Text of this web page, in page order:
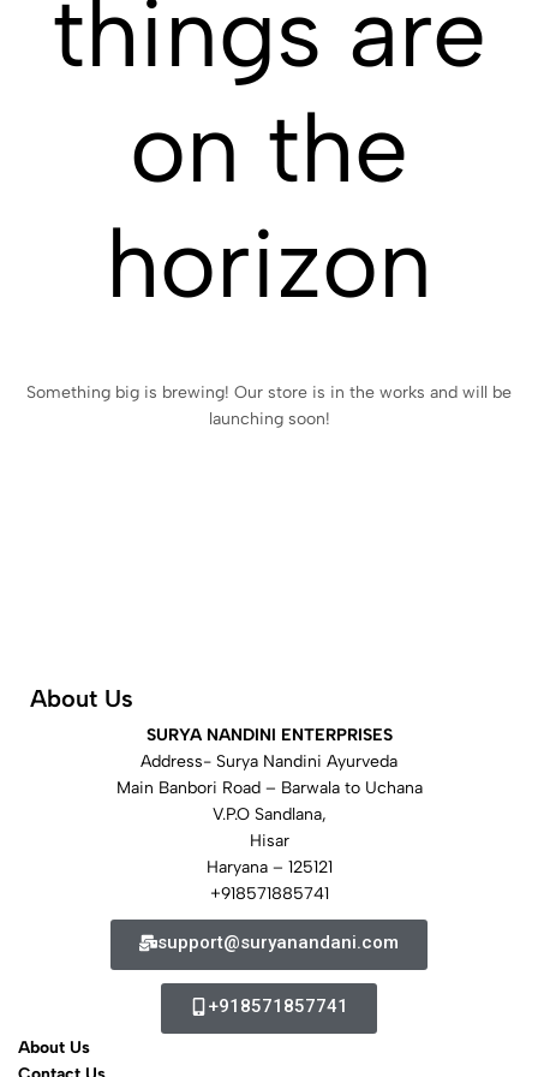
things are
on the
horizon
Something big is brewing! Our store is in the works and will be
launching soon!
About Us
SURYA NANDINI ENTERPRISES
Address- Surya Nandini Ayurveda
Main Banbori Road – Barwala to Uchana
V.P.O Sandlana,
Hisar
Haryana – 125121
+918571885741
support@suryanandani.com
+918571857741
About Us